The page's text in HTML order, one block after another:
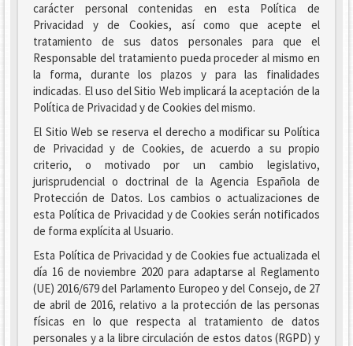
carácter personal contenidas en esta Política de
Privacidad y de Cookies, así como que acepte el
tratamiento de sus datos personales para que el
Responsable del tratamiento pueda proceder al mismo en
la forma, durante los plazos y para las finalidades
indicadas. El uso del Sitio Web implicará la aceptación de la
Política de Privacidad y de Cookies del mismo.
El Sitio Web se reserva el derecho a modificar su Política
de Privacidad y de Cookies, de acuerdo a su propio
criterio, o motivado por un cambio legislativo,
jurisprudencial o doctrinal de la Agencia Española de
Protección de Datos. Los cambios o actualizaciones de
esta Política de Privacidad y de Cookies serán notificados
de forma explícita al Usuario.
Esta Política de Privacidad y de Cookies fue actualizada el
día 16 de noviembre 2020 para adaptarse al Reglamento
(UE) 2016/679 del Parlamento Europeo y del Consejo, de 27
de abril de 2016, relativo a la protección de las personas
físicas en lo que respecta al tratamiento de datos
personales y a la libre circulación de estos datos (RGPD) y